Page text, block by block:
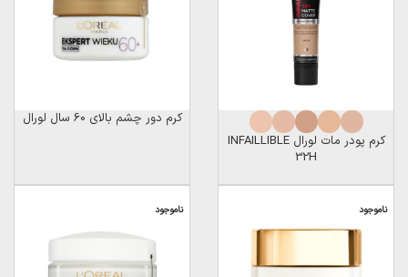
کرم پودر مات لورال INFAILLIBLE
32H
کرم دور چشم بالای 60 سال لورال
ناموجود ناموجود